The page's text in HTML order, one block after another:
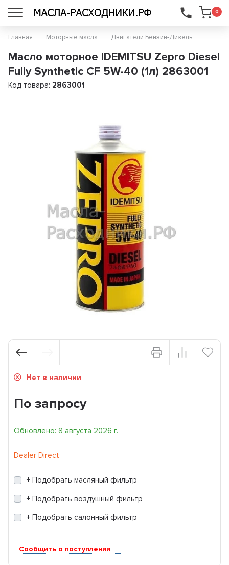
0
...
Главная Моторные масла Двигатели Бензин-Дизель
Масло моторное IDEMITSU Zepro Diesel
Fully Synthetic CF 5W-40 (1л) 2863001
Код товара: 2863001
Нет в наличии
По запросу
Обновлено: 8 августа 2026 г.
Dealer Direct
+ Подобрать масляный фильтр
+ Подобрать воздушный фильтр
+ Подобрать салонный фильтр
Сообщить о поступлении